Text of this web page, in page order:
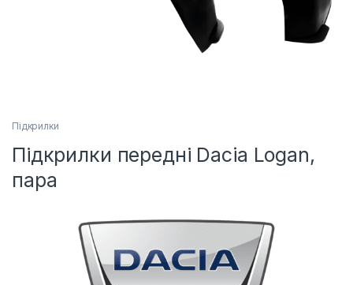
Підкрилки
Підкрилки передні Dacia Logan,
пара